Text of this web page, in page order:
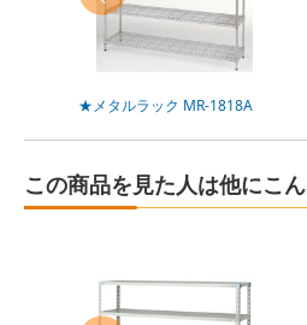
★メタルラック MR-1818A
この商品を見た人は他にこ